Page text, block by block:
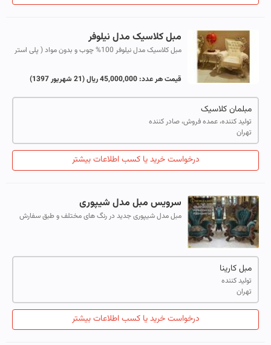
مبل کلاسیک مدل نیلوفر
مبل کلاسیک مدل نیلوفر 100% چوب و بدون مواد ( پلی استر
قیمت هر عدد:45,000,000 ریال (21 شهریور 1397)
مبلمان کلاسیک
تولید کننده، عمده فروش، صادر کننده
تهران
درخواست خرید یا کسب اطلاعات بیشتر
سرویس مبل مدل شیپوری
مبل مدل شیپوری جدید در رنگ های مختلف و طبق سفارش
مبل کارینا
تولید کننده
تهران
درخواست خرید یا کسب اطلاعات بیشتر